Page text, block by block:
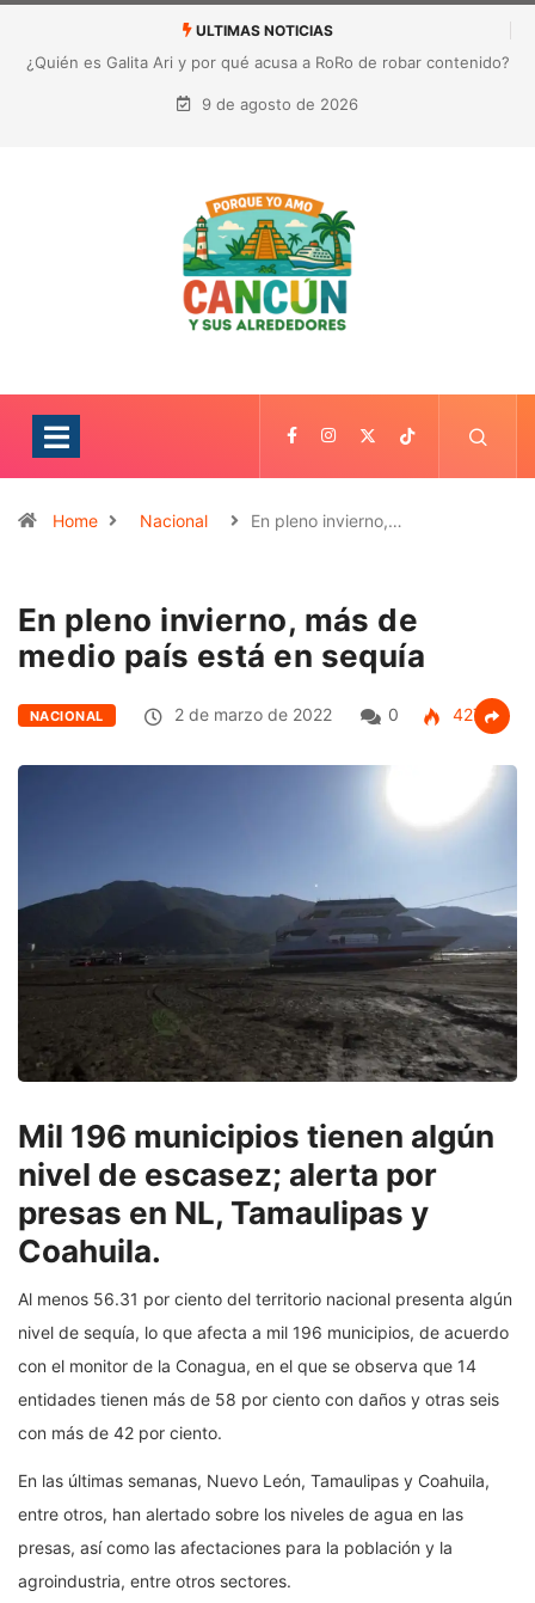
ULTIMAS NOTICIAS
¿Quién es Galita Ari y por qué acusa a RoRo de robar contenido?
La polémica que sacude las redes sociales
9 de agosto de 2026
Home Nacional En pleno invierno,…
En pleno invierno, más de
medio país está en sequía
NACIONAL 2 de marzo de 2022 0 427
Mil 196 municipios tienen algún
nivel de escasez; alerta por
presas en NL, Tamaulipas y
Coahuila.
Al menos 56.31 por ciento del territorio nacional presenta algún
nivel de sequía, lo que afecta a mil 196 municipios, de acuerdo
con el monitor de la Conagua, en el que se observa que 14
entidades tienen más de 58 por ciento con daños y otras seis
con más de 42 por ciento.
En las últimas semanas, Nuevo León, Tamaulipas y Coahuila,
entre otros, han alertado sobre los niveles de agua en las
presas, así como las afectaciones para la población y la
agroindustria, entre otros sectores.